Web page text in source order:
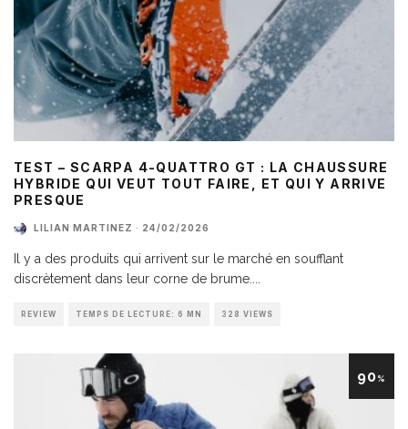
TEST – SCARPA 4-QUATTRO GT : LA CHAUSSURE
HYBRIDE QUI VEUT TOUT FAIRE, ET QUI Y ARRIVE
PRESQUE
LILIAN MARTINEZ · 24/02/2026
Il y a des produits qui arrivent sur le marché en soufflant
discrètement dans leur corne de brume.
REVIEW TEMPS DE LECTURE: 6 MN 328 VIEWS
90%